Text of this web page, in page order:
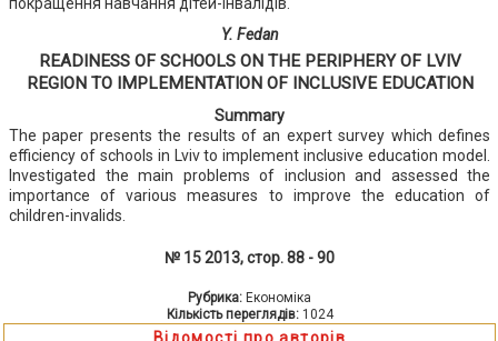
Y. Fedan
READINESS OF SCHOOLS ON THE PERIPHERY OF LVIV
REGION TO IMPLEMENTATION OF INCLUSIVE EDUCATION
Summary
The paper presents the results of an expert survey which defines
efficiency of schools in Lviv to implement inclusive education model.
Investigated the main problems of inclusion and assessed the
importance of various measures to improve the education of
children-invalids.
№ 15 2013, стор. 88 - 90
Рубрика: Економіка
Кількість переглядів: 1024
Відомості про авторів